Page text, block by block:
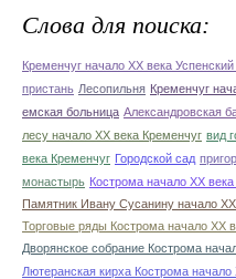
Слова для поиска:
Кременчуг начало ХХ века
пристань Лесопильня Кременчуг
емская больница Александровская
лесу начало ХХ века Кременчуг вид
века Кременчуг Городской сад
монастырь Кострома начало ХХ века
Памятник Ивану Сусанину начало ХХ
Торговые ряды Кострома начало ХХ
Дворянское собрание Кострома
Лютеранская кирха Кострома начало